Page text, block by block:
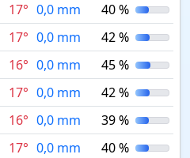
17° 0,0 mm
40 %
17° 0,0 mm
42 %
16° 0,0 mm
45 %
17° 0,0 mm
42 %
16° 0,0 mm
39 %
17° 0,0 mm
40 %